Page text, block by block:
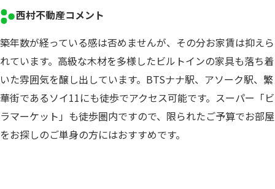
西村不動産コメント
築年数が経っている感は否めませんが、その分お家賃は抑えら
れています。高級な木材を多様したビルトインの家具も落ち着
いた雰囲気を醸し出しています。BTSナナ駅、アソーク駅、繁
華街であるソイ11にも徒歩でアクセス可能です。スーパー「ビ
ラマーケット」も徒歩圏内ですので、限られたご予算でお部屋
をお探しのご単身の方にはおすすめです。